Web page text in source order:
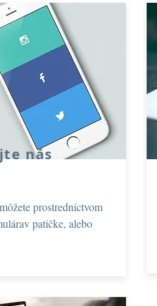
nás
prostredníctvom
patičke, alebo